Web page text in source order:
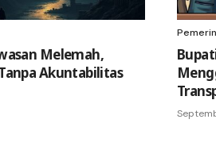
Melemah,
Akuntabilitas